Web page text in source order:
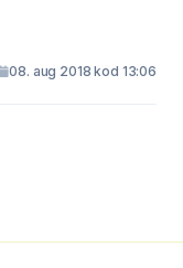
08. aug 2018 kod 13:06